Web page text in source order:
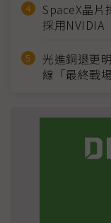
SpaceX晶
採用NVIDIA
光進銅退更
線「最終戰場